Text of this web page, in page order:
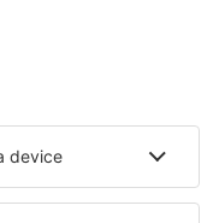
detalhes